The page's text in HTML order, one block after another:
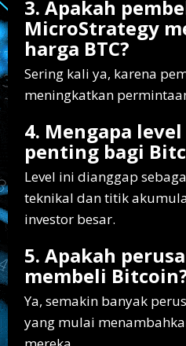
3. Apakah
MicroStrategy
harga BTC?
Sering kali ya, karena
meningkatkan
4. Mengapa level
penting bagi
Level ini dianggap
teknikal dan titik
investor besar.
5. Apakah
membeli
Ya, semakin banyak
yang mulai